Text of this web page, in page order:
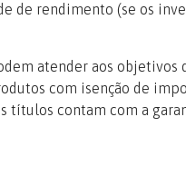
de rendimento (se os
atender aos objetivos
com isenção de
títulos contam com a